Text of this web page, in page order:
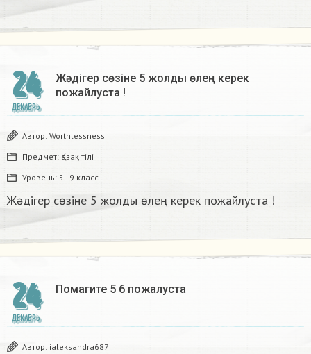
24
ДЕКАБРЬ
Жәдігер сөзіне 5 жолды өлең керек
пожайлуста !
Автор: Worthlessness
Предмет: Қазақ тiлi
Уровень: 5 - 9 класс
Жәдігер сөзіне 5 жолды өлең керек пожайлуста !
24
ДЕКАБРЬ
Помагите 5 6 пожалуста​
Автор: ialeksandra687